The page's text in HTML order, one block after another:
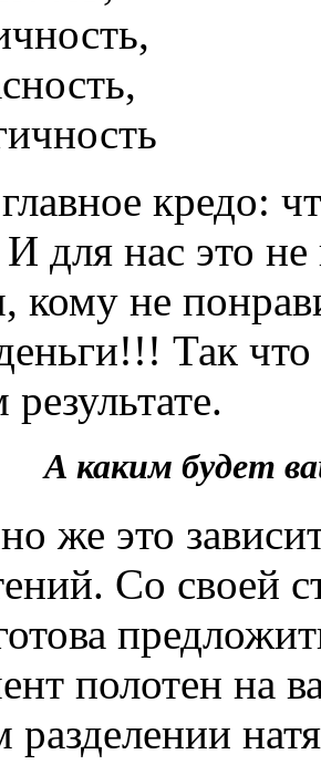
кредо:
для нас это
кому не
Так
А каким будет
же это
Со своей
полотен на
разделении